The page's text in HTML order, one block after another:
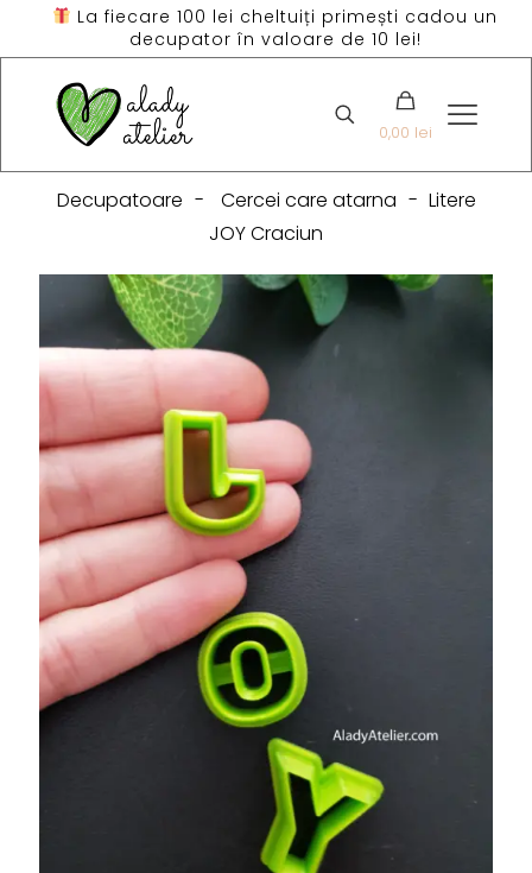
La fiecare 100 lei cheltuiți primești cadou un
decupator în valoare de 10 lei!
0,00 lei
Decupatoare - Cercei care atarna - Litere
JOY Craciun